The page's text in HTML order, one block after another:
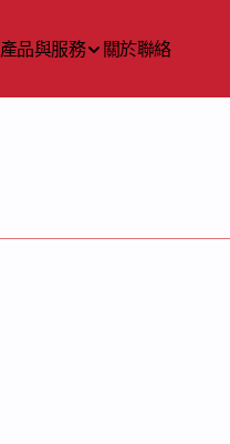
產品與服務 關於聯絡